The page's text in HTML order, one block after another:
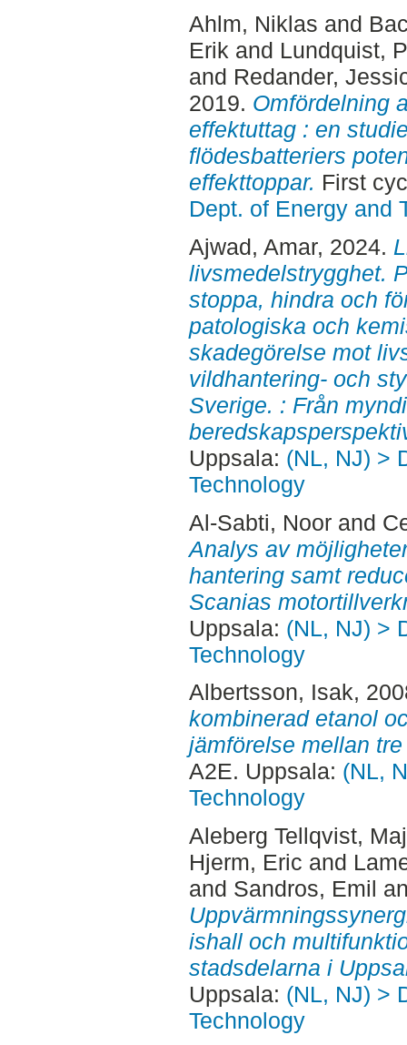
Ahlm, Niklas and
Erik and Lundquist,
and Redander,
2019. Omfördelning
effektuttag : en
flödesbatteriers
effekttoppar. First
Dept. of Energy and
Ajwad, Amar, 2024.
livsmedelstrygghet.
stoppa, hindra och
patologiska och
skadegörelse mot
vildhantering- och
Sverige. : Från
Uppsala: (NL, NJ) >
Technology
Al-Sabti, Noorand
Analys av
hantering samt
Scanias
Uppsala: (NL, NJ) >
Technology
Albertsson, Isak,
kombinerad etanol
jämförelse mellan
A2E. Uppsala: (NL,
Technology
Aleberg Tellqvist,
Hjerm, Eric and
and Sandros, Emil
ishall och
stadsdelarna i
Uppsala: (NL, NJ) >
Technology